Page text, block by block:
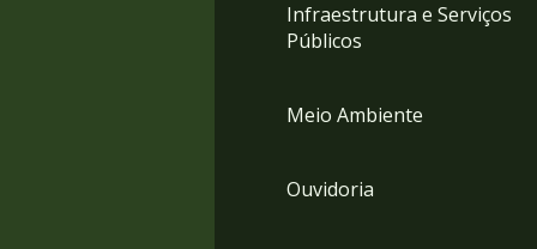
Infraestrutura e Serviços
Públicos
Meio Ambiente
Ouvidoria